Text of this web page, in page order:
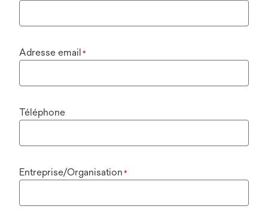
Adresse email *
Téléphone
Entreprise/Organisation *